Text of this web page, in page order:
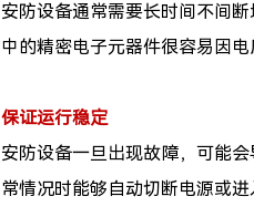
安防设备通常需要长时间不间
中的精密电子元器件很容易因
保证运行稳定
安防设备一旦出现故障，可能
常情况时能够自动切断电源或